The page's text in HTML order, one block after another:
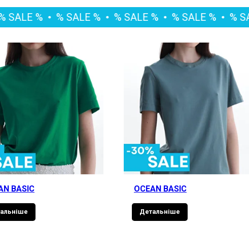
% SALE % % SALE % % SALE % % SALE %
BASIC OCEAN BASIC
Детальніше